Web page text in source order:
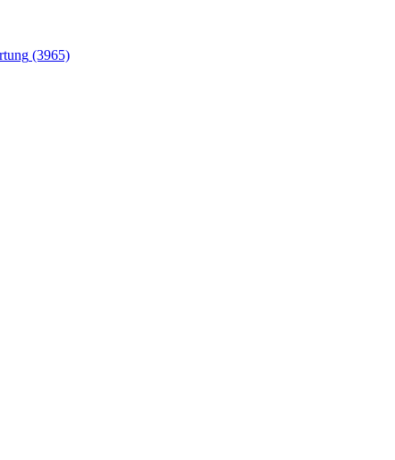
(3965)